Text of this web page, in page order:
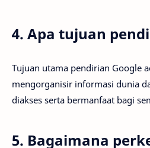
4. Apa tujuan
Tujuan utama pendirian Google
mengorganisir informasi dunia
diakses serta bermanfaat bagi
5. Bagaimana